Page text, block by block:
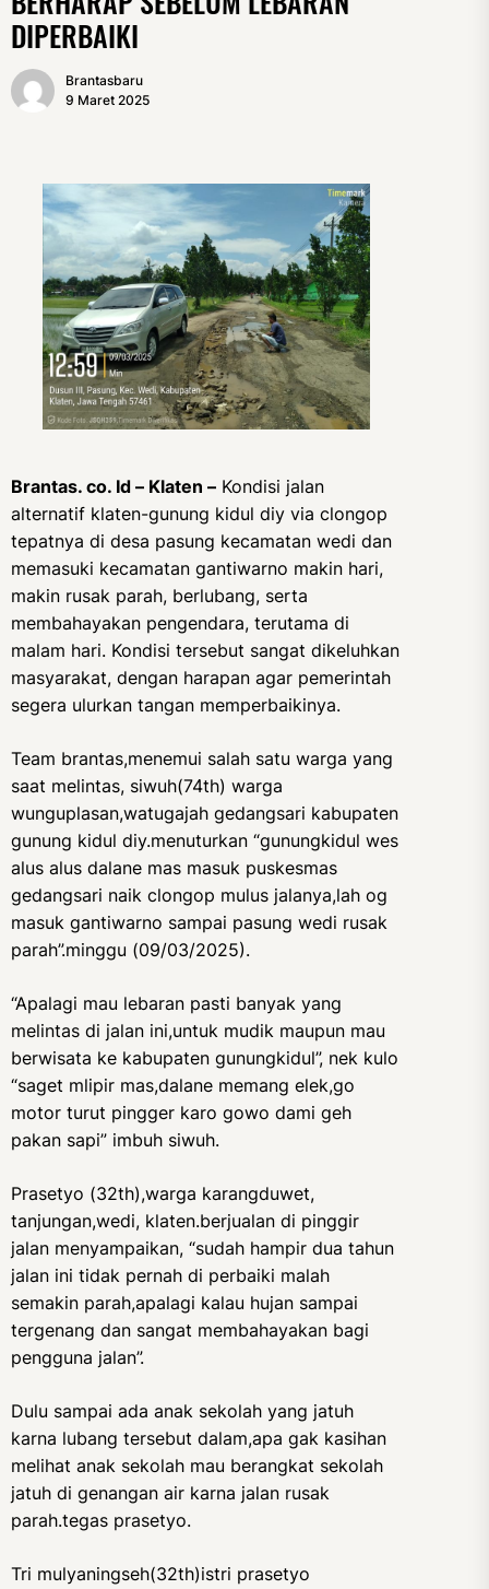
DIPERBAIKI
Brantasbaru
9 Maret 2025
Brantas. co. Id – Klaten – Kondisi jalan
alternatif klaten-gunung kidul diy via clongop
tepatnya di desa pasung kecamatan wedi dan
memasuki kecamatan gantiwarno makin hari,
makin rusak parah, berlubang, serta
membahayakan pengendara, terutama di
malam hari. Kondisi tersebut sangat dikeluhkan
masyarakat, dengan harapan agar pemerintah
segera ulurkan tangan memperbaikinya.
Team brantas,menemui salah satu warga yang
saat melintas, siwuh(74th) warga
wunguplasan,watugajah gedangsari kabupaten
gunung kidul diy.menuturkan “gunungkidul wes
alus alus dalane mas masuk puskesmas
gedangsari naik clongop mulus jalanya,lah og
masuk gantiwarno sampai pasung wedi rusak
parah”.minggu (09/03/2025).
“Apalagi mau lebaran pasti banyak yang
melintas di jalan ini,untuk mudik maupun mau
berwisata ke kabupaten gunungkidul”, nek kulo
“saget mlipir mas,dalane memang elek,go
motor turut pingger karo gowo dami geh
pakan sapi” imbuh siwuh.
Prasetyo (32th),warga karangduwet,
tanjungan,wedi, klaten.berjualan di pinggir
jalan menyampaikan, “sudah hampir dua tahun
jalan ini tidak pernah di perbaiki malah
semakin parah,apalagi kalau hujan sampai
tergenang dan sangat membahayakan bagi
pengguna jalan”.
Dulu sampai ada anak sekolah yang jatuh
karna lubang tersebut dalam,apa gak kasihan
melihat anak sekolah mau berangkat sekolah
jatuh di genangan air karna jalan rusak
parah.tegas prasetyo.
Tri mulyaningseh(32th)istri prasetyo